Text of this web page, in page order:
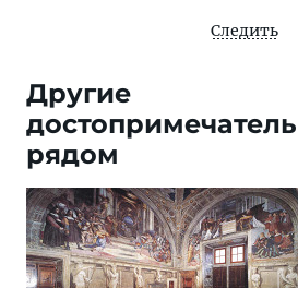
Следить
Другие
рядом